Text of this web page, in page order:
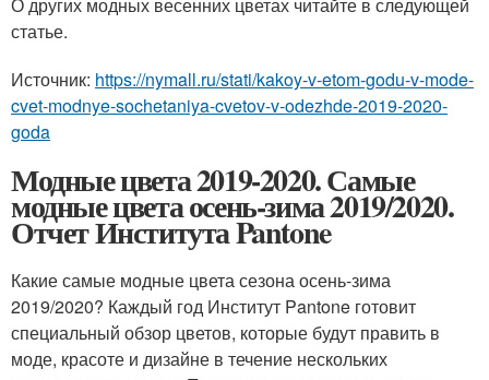
статье.
Источник: https://nymall.ru/stati/kakoy-v-etom-godu-v-mode-
cvet-modnye-sochetaniya-cvetov-v-odezhde-2019-2020-
goda
Модные цвета 2019-2020. Самые
модные цвета осень-зима 2019/2020.
Отчет Института Pantone
Какие самые модные цвета сезона осень-зима
2019/2020? Каждый год Институт Pantone готовит
специальный обзор цветов, которые будут править в
моде, красоте и дизайне в течение нескольких